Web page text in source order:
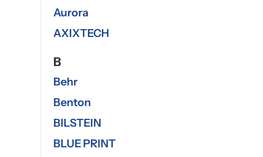
Aurora
AXIXTECH
B
Behr
Benton
BILSTEIN
BLUE PRINT